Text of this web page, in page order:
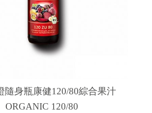
隨身瓶康健​120/80綜合果汁
ORGANIC 120/80